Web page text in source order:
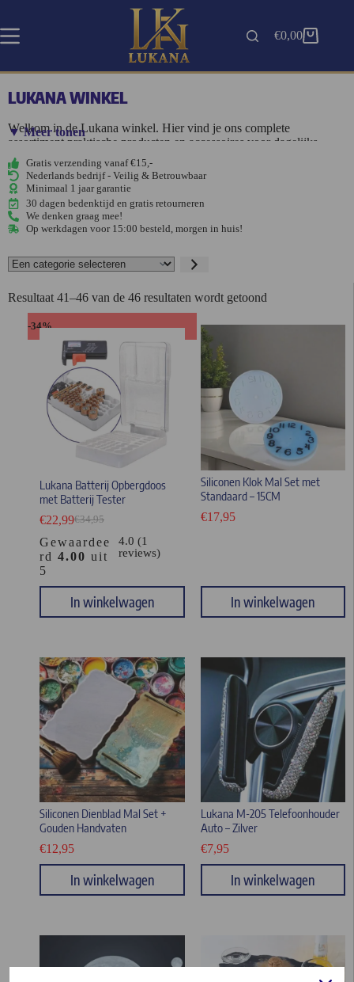
€0,00
LUKANA WINKEL
Welkom in de Lukana winkel. Hier vind je ons complete
assortiment praktische producten en accessoires voor dagelijks
gebruik. Van handige
auto accessoires
productentot stijlvolle items voor thuis & onderweg
combineren we functionaliteit met design, zodat je producten vindt
die het dagelijks leven makkelijker maken.
Bekijk onze belangrijkste categorieën:
Auto accessoires
Thuis & Onderweg
▼ Meer tonen
Gratis verzending vanaf €15,-
Nederlands bedrijf - Veilig & Betrouwbaar
Minimaal 1 jaar garantie
30 dagen bedenktijd en gratis retourneren
We denken graag mee!
Op werkdagen voor 15:00 besteld, morgen in huis!
Resultaat 41–46 van de 46 resultaten wordt getoond
-34%
Lukana Batterij Opbergdoos
met Batterij Tester
€34,95
€22,99
Gewaardee
rd 4.00 uit
5
4.0 (1
reviews)
In winkelwagen
Siliconen Klok Mal Set met
Standaard – 15CM
€17,95
In winkelwagen
Siliconen Dienblad Mal Set +
Gouden Handvaten
€12,95
In winkelwagen
Lukana M-205 Telefoonhouder
Auto – Zilver
€7,95
In winkelwagen